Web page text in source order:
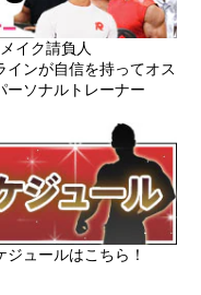
イク請負人
インが自信を持ってオス
ーソナルトレーナー
ュールはこちら！